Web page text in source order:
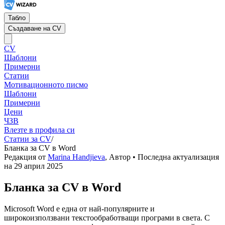
Табло
Създаване на CV
CV
Шаблони
Примерни
Статии
Мотивационното писмо
Шаблони
Примерни
Цени
ЧЗВ
Влезте в профила си
Статии за CV/
Бланка за CV в Word
Редакция от Marina Handjieva, Автор • Последна актуализация
на 29 април 2025
Бланка за CV в Word
Microsoft Word e една от най-популярните и
широкоизползвани текстообработващи програми в света. С